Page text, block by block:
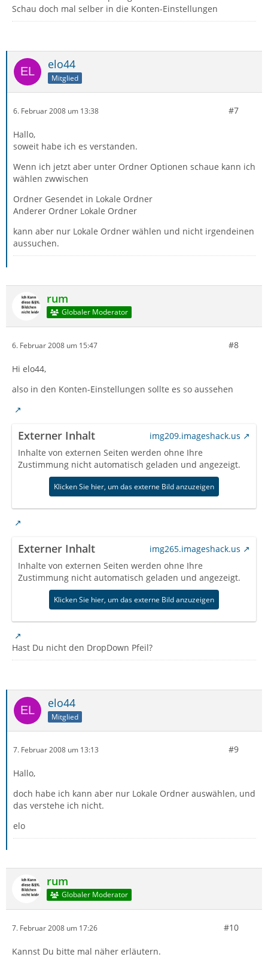
Schau doch mal selber in die Konten-Einstellungen
elo44
Mitglied
6. Februar 2008 um 13:38 #7
Hallo,
soweit habe ich es verstanden.
Wenn ich jetzt aber unter Ordner Optionen schaue kann ich
wählen zwwischen
Ordner Gesendet in Lokale Ordner
Anderer Ordner Lokale Ordner
kann aber nur Lokale Ordner wählen und nicht irgendeinen
aussuchen.
rum
Globaler Moderator
6. Februar 2008 um 15:47 #8
Hi elo44,
also in den Konten-Einstellungen sollte es so aussehen
Externer Inhalt
img209.imageshack.us
Inhalte von externen Seiten werden ohne Ihre
Zustimmung nicht automatisch geladen und angezeigt.
Klicken Sie hier, um das externe Bild anzuzeigen
Externer Inhalt
img265.imageshack.us
Inhalte von externen Seiten werden ohne Ihre
Zustimmung nicht automatisch geladen und angezeigt.
Klicken Sie hier, um das externe Bild anzuzeigen
Hast Du nicht den DropDown Pfeil?
elo44
Mitglied
7. Februar 2008 um 13:13 #9
Hallo,
doch habe ich kann aber nur Lokale Ordner auswählen, und
das verstehe ich nicht.
elo
rum
Globaler Moderator
7. Februar 2008 um 17:26 #10
Kannst Du bitte mal näher erläutern.